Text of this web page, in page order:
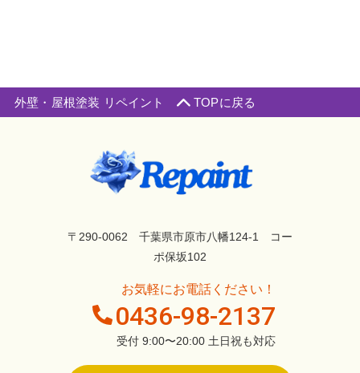
外壁・屋根塗装 リペイント TOPに戻る
〒290-0062 千葉県市原市八幡124-1 コー
ポ保坂102
お気軽にお電話ください！
0436-98-2137
受付 9:00〜20:00 土日祝も対応